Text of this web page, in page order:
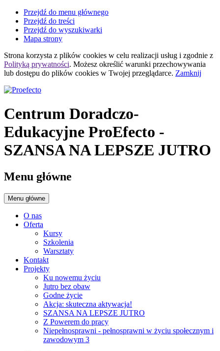
Przejdź do menu głównego
Przejdź do treści
Przejdź do wyszukiwarki
Mapa strony
Strona korzysta z plików cookies w celu realizacji usług i zgodnie z
Polityką prywatności. Możesz określić warunki przechowywania
lub dostępu do plików cookies w Twojej przeglądarce. Zamknij
Centrum Doradczo-
Edukacyjne ProEfecto -
SZANSA NA LEPSZE JUTRO
Menu główne
Menu główne
O nas
Oferta
Kursy
Szkolenia
Warsztaty
Kontakt
Projekty
Ku nowemu życiu
Jutro bez obaw
Godne życie
Akcja: skuteczna aktywacja!
SZANSA NA LEPSZE JUTRO
Z Powerem do pracy
Niepełnosprawni - pełnosprawni w życiu społecznym i
zawodowym 3